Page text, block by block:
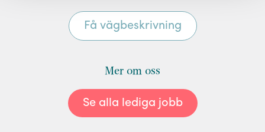
Mer om oss
Se alla lediga jobb